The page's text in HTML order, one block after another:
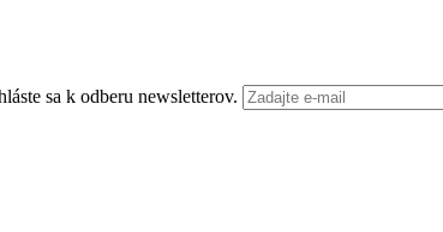
sa k odberu newsletterov.